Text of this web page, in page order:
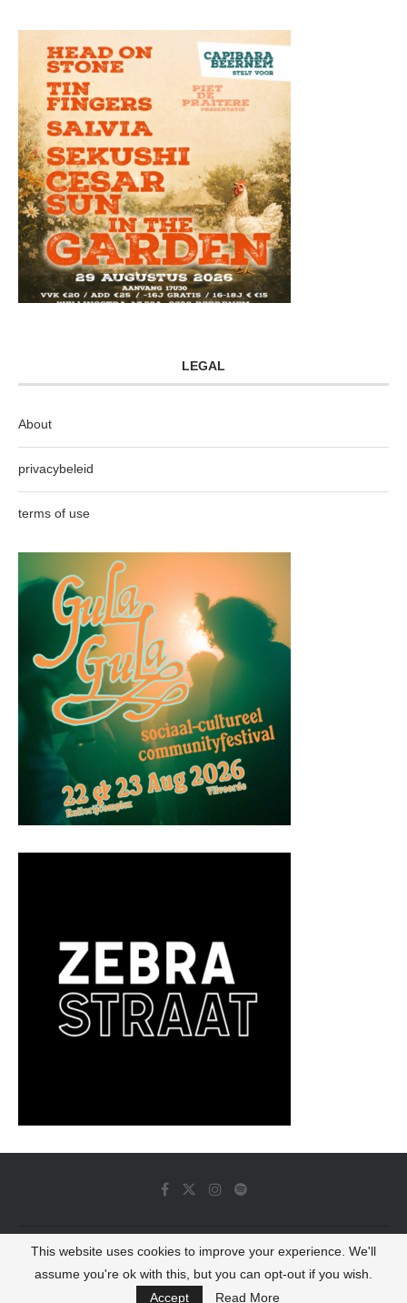
LEGAL
About
privacybeleid
terms of use
© 2022 - Luminous Dash All Rights Reserved
BACK TO TOP
This website uses cookies to improve your experience. We'll
assume you're ok with this, but you can opt-out if you wish.
Accept
Read More